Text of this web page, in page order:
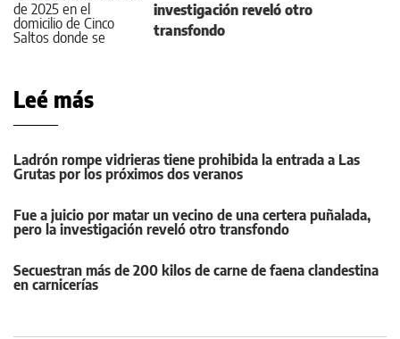
investigación reveló otro
transfondo
Leé más
Ladrón rompe vidrieras tiene prohibida la entrada a Las
Grutas por los próximos dos veranos
Fue a juicio por matar un vecino de una certera puñalada,
pero la investigación reveló otro transfondo
Secuestran más de 200 kilos de carne de faena clandestina
en carnicerías